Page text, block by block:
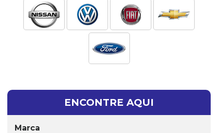
ENCONTRE AQUI
Marca